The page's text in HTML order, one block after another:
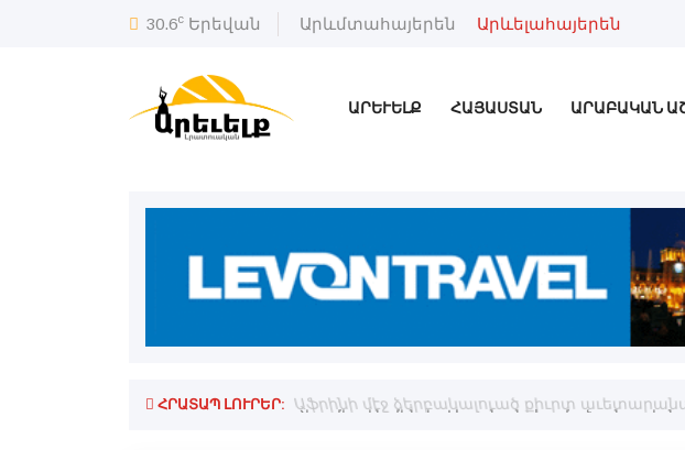
30.6c Երեվան Արևմտահայերեն Արևելահայերեն
ԱՐԵՒԵԼՔ ՀԱՅԱՍՏԱՆ ԱՐԱԲԱԿԱՆ
ՀՐԱՏԱՊ ԼՈՒՐԵՐ: Աֆրինի մէջ ձերբակալուած քիւրտ